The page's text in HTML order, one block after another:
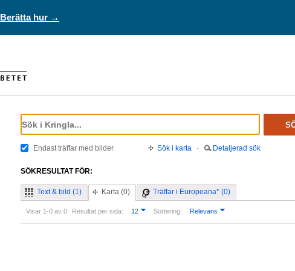
Berätta hur →
Endast träffar med bilder Sök i karta · Detaljerad sök
SÖKRESULTAT FÖR:
Text & bild (1) Karta (0) Träffar i Europeana* (0)
Visar 1-0 av 0 Resultat per sida: 12 Sortering: Relevans